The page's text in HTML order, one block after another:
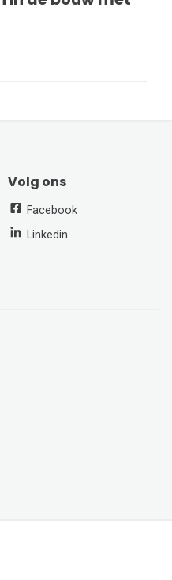
Volg ons
Facebook
Linkedin